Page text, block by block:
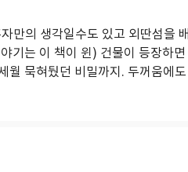
만의 생각일수도 있고 외딴섬을
기는 이 책이 윈) 건물이 등장하
월 묵혀뒀던 비밀까지. 두꺼움에